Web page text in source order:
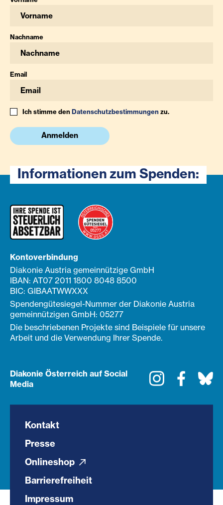
Nachname
Email
Ich stimme denDatenschutzbestimmungenzu.
Anmelden
Informationen zum Spenden:
Kontoverbindung
Diakonie Austria gemeinnützige GmbH
IBAN: AT07 2011 1800 8048 8500
BIC: GIBAATWWXXX
Spendengütesiegel-Nummer der Diakonie Austria
gemeinnützigen GmbH: 05277
Die beschriebenen Projekte sind Beispiele für unsere
Arbeit und die Verwendung Ihrer Spende.
Diakonie Österreich auf Social
Media
Instagram
Kontakt
Presse
Onlineshop
Barrierefreiheit
Impressum